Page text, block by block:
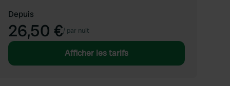
Depuis
26,50 €/ par nuit
Afficher les tarifs